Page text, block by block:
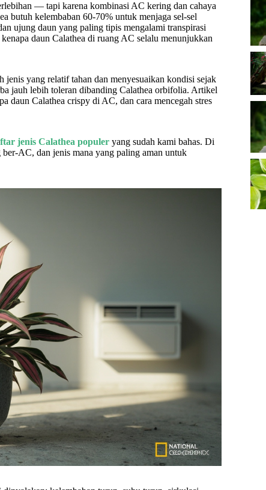
— tapi karena kombinasi AC kering dan cahaya
butuh kelembaban 60-70% untuk menjaga sel-sel
ujung daun yang paling tipis mengalami transpirasi
daun Calathea di ruang AC selalu menunjukkan
yang relatif tahan dan menyesuaikan kondisi sejak
jauh lebih toleran dibanding Calathea orbifolia. Artikel
daun Calathea crispy di AC, dan cara mencegah stres
jenis Calathea populer yang sudah kami bahas. Di
AC, dan jenis mana yang paling aman untuk